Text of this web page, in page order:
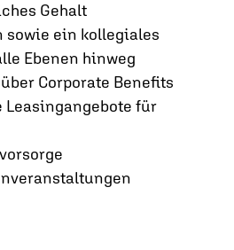
Gehalt
sowie ein kollegiales
Ebenen hinweg
Corporate Benefits
Leasingangebote für